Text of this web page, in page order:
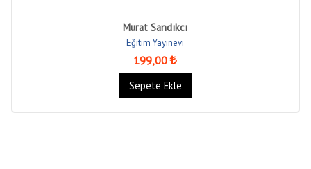
Murat Sandıkcı
Eğitim Yayınevi
199,00
Sepete Ekle